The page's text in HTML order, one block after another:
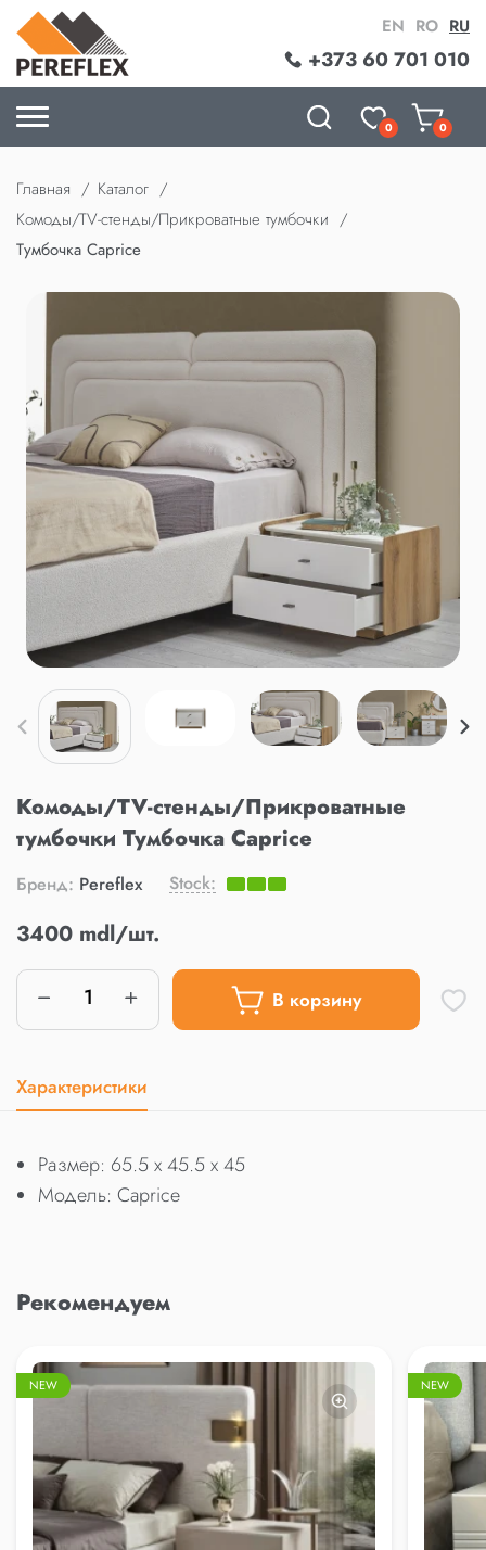
+373 60 701 010
EN RO RU
0 0
Главная
Каталог
Комоды/TV-стенды/Прикроватные тумбочки
Тумбочка Caprice
Комоды/TV-стенды/Прикроватные
тумбочки Тумбочка Caprice
Бренд: Pereflex Stock:
3400 mdl/шт.
В корзину
Характеристики
Размер: 65.5 x 45.5 x 45
Модель: Caprice
Рекомендуем
NEW NEW